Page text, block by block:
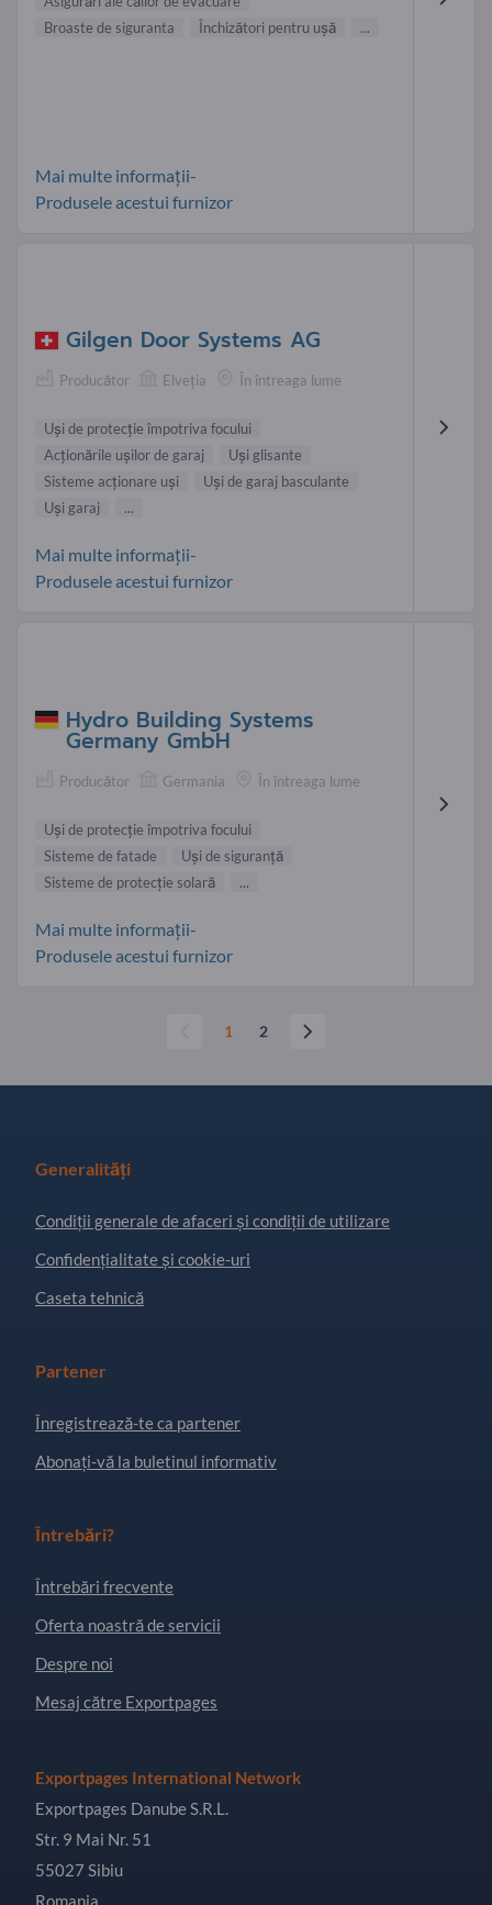
Broaste de siguranta
Închizători pentru uşă ...
Mai multe informații-
Produsele acestui furnizor
Gilgen Door Systems AG
Producător Elveţia În întreaga lume
Uşi de protecţie împotriva focului
Acţionările uşilor de garaj
Uşi glisante
Sisteme acţionare uşi
Uși de garaj basculante
Uşi garaj
...
Mai multe informații-
Produsele acestui furnizor
Hydro Building Systems
Germany GmbH
Producător Germania În întreaga lume
Uşi de protecţie împotriva focului
Sisteme de fatade
Uşi de siguranţă
Sisteme de protecţie solară
...
Mai multe informații-
Produsele acestui furnizor
1 2
Generalități
Condiţii generale de afaceri și condiții de utilizare
Confidențialitate și cookie-uri
Caseta tehnică
Partener
Înregistrează-te ca partener
Abonați-vă la buletinul informativ
Întrebări?
Întrebări frecvente
Oferta noastră de servicii
Despre noi
Mesaj către Exportpages
Exportpages International Network
Exportpages Danube S.R.L.
Str. 9 Mai Nr. 51
55027 Sibiu
Romania